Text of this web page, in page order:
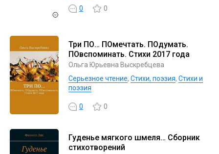
0 0
Три ПО… ПОмечтать. ПОдумать.
ПОвспоминать. Стихи 2017 года
Ольга Юрьевна Выскребцева
Серьезное чтение, Cтихи, поэзия, Стихи и
поэзия
0 0
Гуденье мягкого шмеля… Сборник
стихотворений